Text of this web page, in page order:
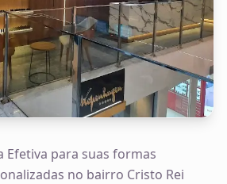
Efetiva para suas formas
no bairro Cristo Rei